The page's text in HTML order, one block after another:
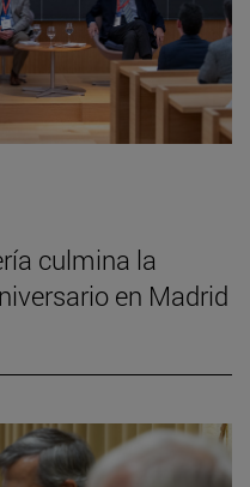
culmina la
en Madrid